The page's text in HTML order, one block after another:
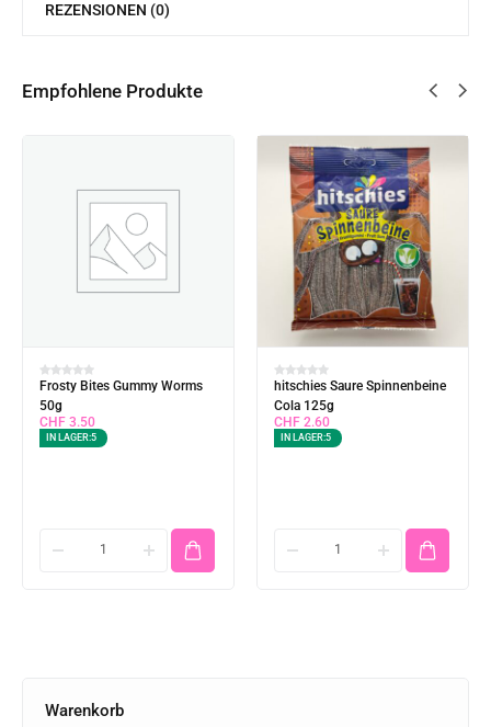
REZENSIONEN (0)
Empfohlene Produkte
Frosty Bites Gummy Worms
50g
CHF 3.50
IN LAGER:5
hitschies Saure Spinnenbeine
Cola 125g
CHF 2.60
IN LAGER:5
Warenkorb